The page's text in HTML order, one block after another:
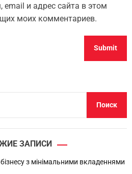
email и адрес сайта в этом
моих комментариев.
ЗАПИСИ
з мінімальними вкладеннями